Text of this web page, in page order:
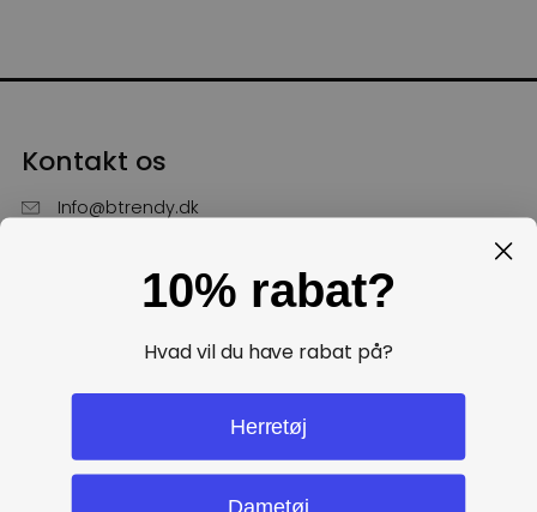
Kontakt os
Info@btrendy.dk
Hverdage fra kl. 10 - 16
10% rabat?
Hvad vil du have rabat på?
Herretøj